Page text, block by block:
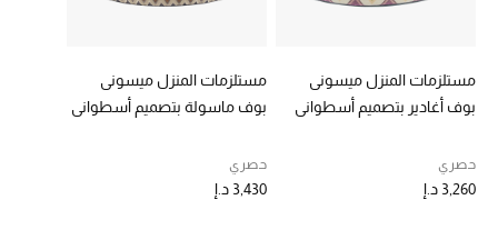
ركن أناقة المنتجعات
جميع إصدارتنا النسائية
مستلزمات المنزل ميسوني
بوف أغادير بتصميم أسطواني
حصري
3,260 د.إ
مستلزمات المنزل ميسوني
بوف ماسولة بتصميم أسطواني
حصري
3,430 د.إ